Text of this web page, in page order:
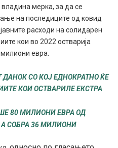
мерка, за да се
на последиците од ковид
расходи на солидарен
кои во 2022 остварија
евра.
СО КОЈ ЕДНОКРАТНО ЌЕ
КОИ ОСТВАРИЛЕ ЕКСТРА
80 МИЛИОНИ ЕВРА ОД
СОБРА 36 МИЛИОНИ